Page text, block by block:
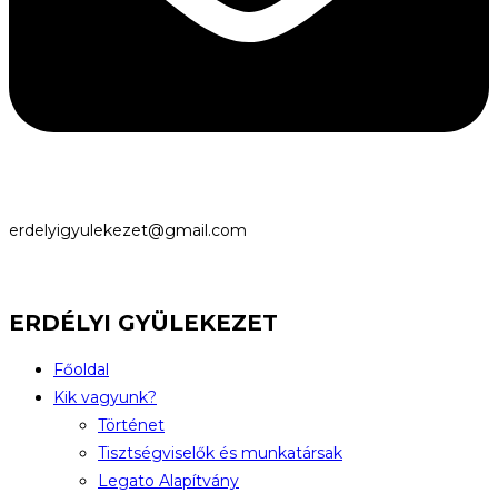
erdelyigyulekezet@gmail.com
ERDÉLYI GYÜLEKEZET
Főoldal
Kik vagyunk?
Történet
Tisztségviselők és munkatársak
Legato Alapítvány